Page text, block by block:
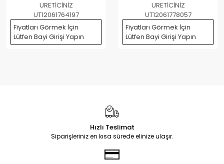
URETİCİNİZ
UT12061764197
Fiyatları Görmek İçin
Lütfen Bayi Girişi Yapın
URETİCİNİZ
UT12061778057
Fiyatları Görmek İçin
Lütfen Bayi Girişi Yapın
Hızlı Teslimat
Siparişleriniz en kısa sürede elinize ulaşır.